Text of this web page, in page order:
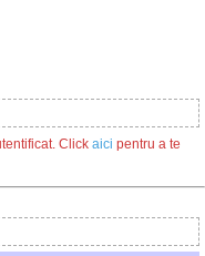
Click aici pentru a te